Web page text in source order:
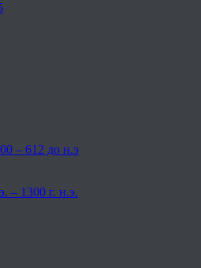
– 612 до н.э
– 1300 г. н.э.